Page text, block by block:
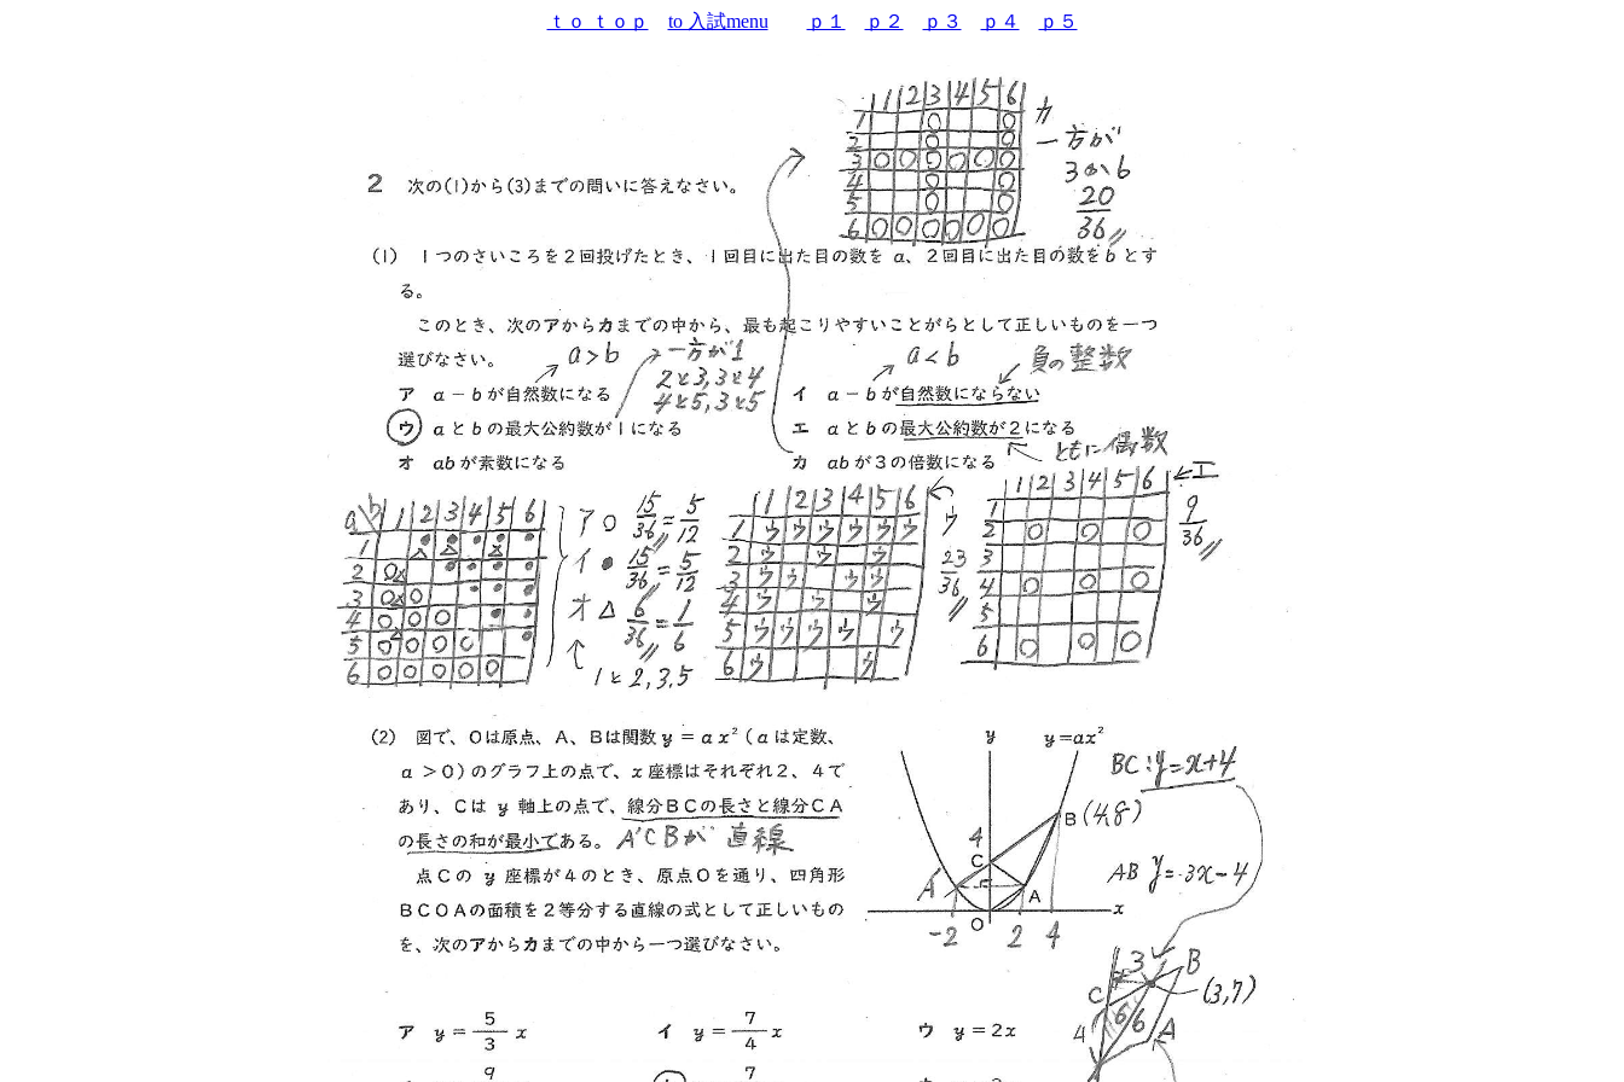
ｔｏ ｔｏｐ to 入試menu ｐ１ ｐ２ ｐ３ ｐ４ ｐ５